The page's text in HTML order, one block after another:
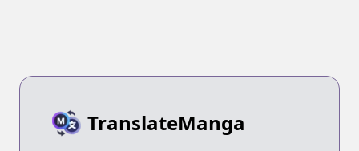
Kimama ni
Ikimasu
TranslateManga